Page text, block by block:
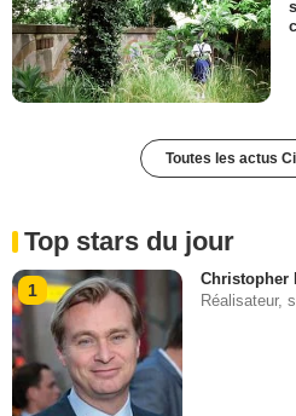
Toutes les actus
Top stars du jour
1
Christopher
Réalisateur,